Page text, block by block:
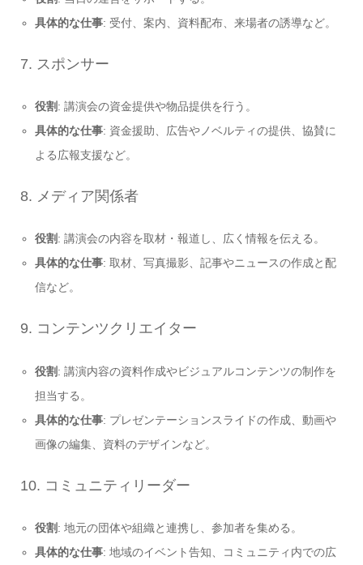
具体的な仕事: 受付、案内、資料配布、来場者の誘導など。
7. スポンサー
役割: 講演会の資金提供や物品提供を行う。
具体的な仕事: 資金援助、広告やノベルティの提供、協賛に
よる広報支援など。
8. メディア関係者
役割: 講演会の内容を取材・報道し、広く情報を伝える。
具体的な仕事: 取材、写真撮影、記事やニュースの作成と配
信など。
9. コンテンツクリエイター
役割: 講演内容の資料作成やビジュアルコンテンツの制作を
担当する。
具体的な仕事: プレゼンテーションスライドの作成、動画や
画像の編集、資料のデザインなど。
10. コミュニティリーダー
役割: 地元の団体や組織と連携し、参加者を集める。
具体的な仕事: 地域のイベント告知、コミュニティ内での広